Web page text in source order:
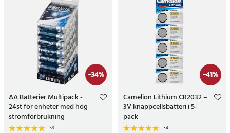
-34%
AA Batterier Multipack -
24st för enheter med hög
strömförbrukning
59
-41%
Camelion Lithium CR2032 –
3V knappcellsbatteri i 5-
pack
34